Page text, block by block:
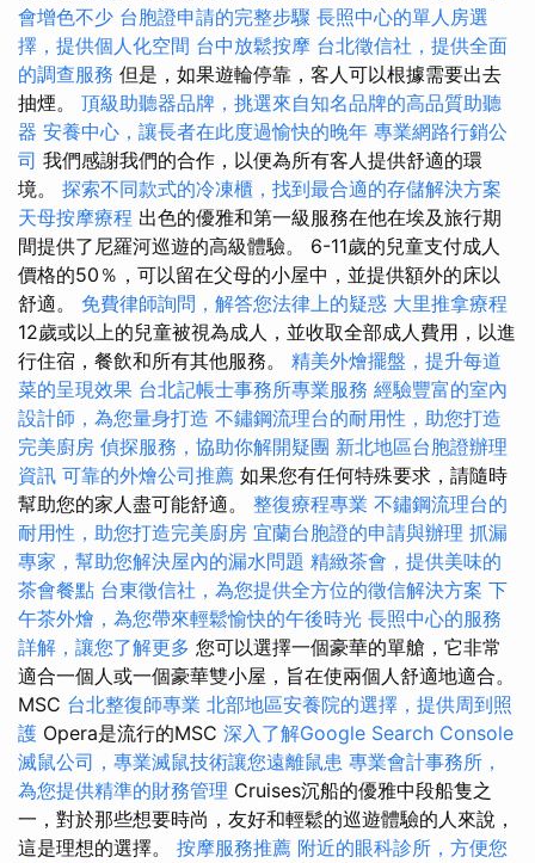
會增色不少 台胞證申請的完整步驟 長照中心的單人房選
擇，提供個人化空間 台中放鬆按摩 台北徵信社，提供全面
的調查服務 但是，如果遊輪停靠，客人可以根據需要出去
抽煙。 頂級助聽器品牌，挑選來自知名品牌的高品質助聽
器 安養中心，讓長者在此度過愉快的晚年 專業網路行銷公
司 我們感謝我們的合作，以便為所有客人提供舒適的環
境。 探索不同款式的冷凍櫃，找到最合適的存儲解決方案
天母按摩療程 出色的優雅和第一級服務在他在埃及旅行期
間提供了尼羅河巡遊的高級體驗。 6-11歲的兒童支付成人
價格的50％，可以留在父母的小屋中，並提供額外的床以
舒適。 免費律師詢問，解答您法律上的疑惑 大里推拿療程
12歲或以上的兒童被視為成人，並收取全部成人費用，以進
行住宿，餐飲和所有其他服務。 精美外燴擺盤，提升每道
菜的呈現效果 台北記帳士事務所專業服務 經驗豐富的室內
設計師，為您量身打造 不鏽鋼流理台的耐用性，助您打造
完美廚房 偵探服務，協助你解開疑團 新北地區台胞證辦理
資訊 可靠的外燴公司推薦 如果您有任何特殊要求，請隨時
幫助您的家人盡可能舒適。 整復療程專業 不鏽鋼流理台的
耐用性，助您打造完美廚房 宜蘭台胞證的申請與辦理 抓漏
專家，幫助您解決屋內的漏水問題 精緻茶會，提供美味的
茶會餐點 台東徵信社，為您提供全方位的徵信解決方案 下
午茶外燴，為您帶來輕鬆愉快的午後時光 長照中心的服務
詳解，讓您了解更多 您可以選擇一個豪華的單艙，它非常
適合一個人或一個豪華雙小屋，旨在使兩個人舒適地適合。
MSC 台北整復師專業 北部地區安養院的選擇，提供周到照
護 Opera是流行的MSC 深入了解Google Search Console
滅鼠公司，專業滅鼠技術讓您遠離鼠患 專業會計事務所，
為您提供精準的財務管理 Cruises沉船的優雅中段船隻之
一，對於那些想要時尚，友好和輕鬆的巡遊體驗的人來說，
這是理想的選擇。 按摩服務推薦 附近的眼科診所，方便您